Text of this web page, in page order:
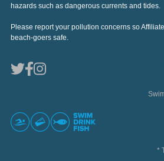
hazards such as dangerous currents and tides.
Please report your pollution concerns so
beach-goers safe.
*